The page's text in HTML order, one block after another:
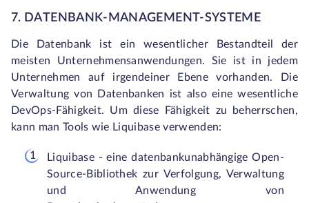
7. DATENBANK-MANAGEMENT-SYSTEME
Die Datenbank ist ein wesentlicher Bestandteil der
meisten Unternehmensanwendungen. Sie ist in jedem
Unternehmen auf irgendeiner Ebene vorhanden. Die
Verwaltung von Datenbanken ist also eine wesentliche
DevOps-Fähigkeit. Um diese Fähigkeit zu beherrschen,
kann man Tools wie Liquibase verwenden:
Liquibase - eine datenbankunabhängige Open-
Source-Bibliothek zur Verfolgung, Verwaltung
und Anwendung von